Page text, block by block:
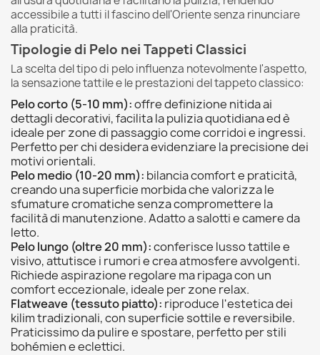
accessibile a tutti il fascino dell'Oriente senza rinunciare
alla praticità.
Tipologie di Pelo nei Tappeti Classici
La scelta del tipo di pelo influenza notevolmente l'aspetto,
la sensazione tattile e le prestazioni del tappeto classico:
Pelo corto (5-10 mm):offre definizione nitida ai
dettagli decorativi, facilita la pulizia quotidiana ed è
ideale per zone di passaggio come corridoi e ingressi.
Perfetto per chi desidera evidenziare la precisione dei
motivi orientali.
Pelo medio (10-20 mm): bilancia comfort e praticità,
creando una superficie morbida che valorizza le
sfumature cromatiche senza compromettere la
facilità di manutenzione. Adatto a salotti e camere da
letto.
Pelo lungo (oltre 20 mm):conferisce lusso tattile e
visivo, attutisce i rumori e crea atmosfere avvolgenti.
Richiede aspirazione regolare ma ripaga con un
comfort eccezionale, ideale per zone relax.
Flatweave (tessuto piatto): riproduce l'estetica dei
kilim tradizionali, con superficie sottile e reversibile.
Praticissimo da pulire e spostare, perfetto per stili
bohémien e eclettici.